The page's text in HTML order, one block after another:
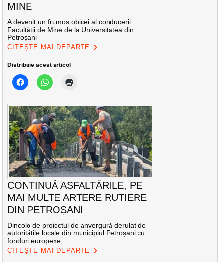
MINE
A devenit un frumos obicei al conducerii
Facultății de Mine de la Universitatea din
Petroșani
CITEȘTE MAI DEPARTE
Distribuie acest articol
CONTINUĂ ASFALTĂRILE, PE
MAI MULTE ARTERE RUTIERE
DIN PETROȘANI
Dincolo de proiectul de anvergură derulat de
autoritățile locale din municipiul Petroșani cu
fonduri europene,
CITEȘTE MAI DEPARTE